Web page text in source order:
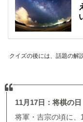
クイズの後には、話題の解
11月17日：将棋の日
将軍・吉宗の頃に